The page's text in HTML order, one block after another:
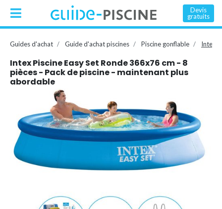
Devis
gratuits
Guides d'achat Guide d'achat piscines Piscine gonflable Intex
Intex Piscine Easy Set Ronde 366x76 cm - 8
pièces - Pack de piscine - maintenant plus
abordable